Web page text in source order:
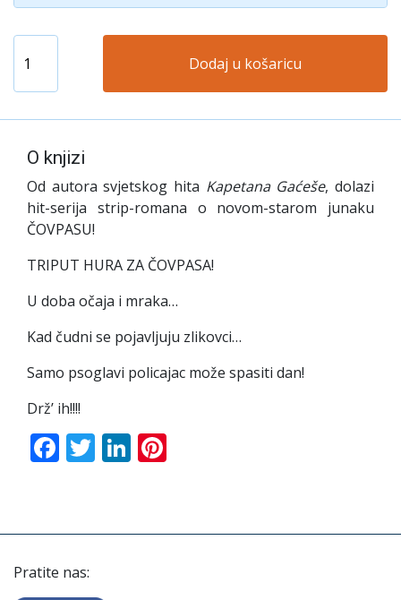
Dodaj u košaricu
O knjizi
Od autora svjetskog hita Kapetana Gaćeše, dolazi
hit-serija strip-romana o novom-starom junaku
ČOVPASU!
TRIPUT HURA ZA ČOVPASA!
U doba očaja i mraka…
Kad čudni se pojavljuju zlikovci…
Samo psoglavi policajac može spasiti dan!
Drž’ ih!!!!
Facebook
TwitterLinkedIn
Pratite nas: